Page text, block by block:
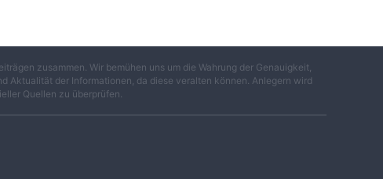
zusammen. Wir bemühen uns um die Wahrung der Genauigkeit,
Aktualität der Informationen, da diese veralten können. Anlegern wird
Quellen zu überprüfen.